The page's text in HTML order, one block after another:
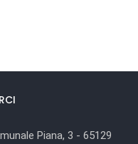
Piana, 3 - 65129